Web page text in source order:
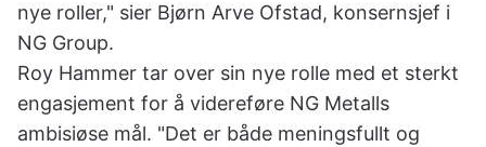
nye roller," sier Bjørn Arve Ofstad, konsernsjef i
NG Group.
Roy Hammer tar over sin nye rolle med et sterkt
engasjement for å videreføre NG Metalls
ambisiøse mål. "Det er både meningsfullt og